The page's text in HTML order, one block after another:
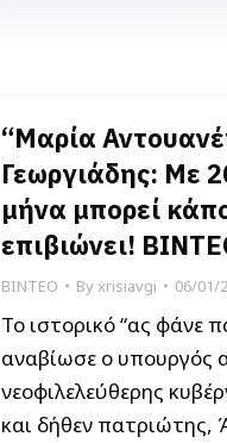
“Μαρία
Γεωργιάδης: Με
μήνα μπορεί
επιβιώνει!
ΒΙΝΤΕΟ Byxrisiavgi 06/01/
Το ιστορικό “ας φάνε
αναβίωσε ο υπουργός
νεοφιλελεύθερης
και δήθεν πατριώτης,